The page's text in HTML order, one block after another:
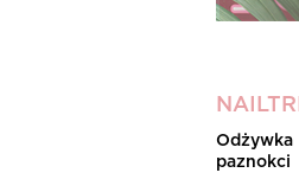
paznokci